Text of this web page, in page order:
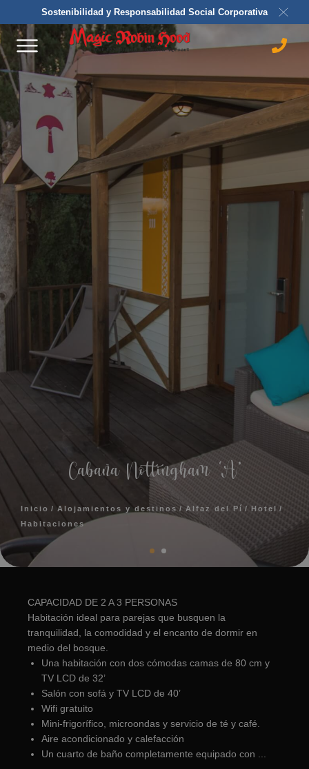
Sostenibilidad y Responsabilidad Social Corporativa
Cabaña Nottingham ‘A’
Inicio Alojamientos y destinos Alfaz del Pí
Hotel
Habitaciones
CAPACIDAD DE 2 A 3 PERSONAS
Habitación ideal para parejas que busquen la
tranquilidad, la comodidad y el encanto de dormir en
medio del bosque.
Una habitación con dos cómodas camas de 80 cm y
TV LCD de 32’
Salón con sofá y TV LCD de 40’
Wifi gratuito
Mini-frigorífico, microondas y servicio de té y café.
Aire acondicionado y calefacción
Un cuarto de baño completamente equipado con ...